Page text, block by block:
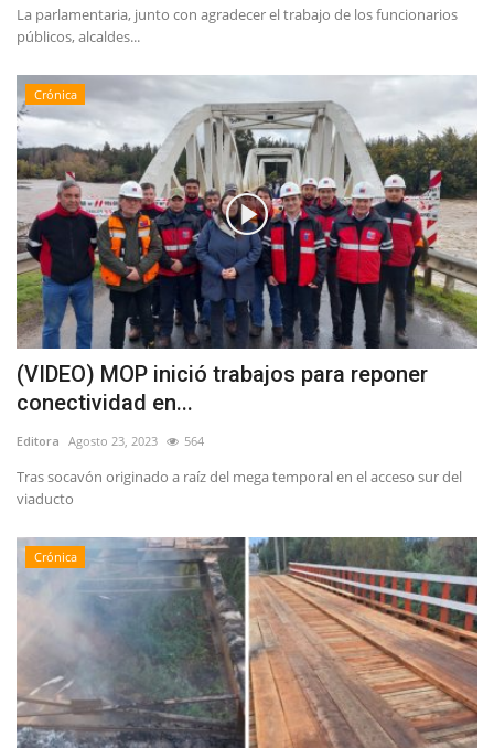
La parlamentaria, junto con agradecer el trabajo de los funcionarios
públicos, alcaldes...
Crónica
(VIDEO) MOP inició trabajos para reponer
conectividad en...
Editora Agosto 23, 2023 564
Tras socavón originado a raíz del mega temporal en el acceso sur del
viaducto
Crónica